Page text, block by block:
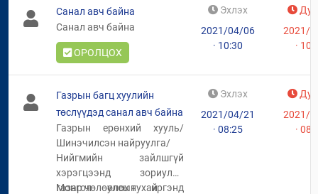
Санал авч байна
Санал авч байна
ОРОЛЦОХ
Эхлэх
2021/04/06
· 10:30
2021/
·
Газрын багц хуулийн
төслүүдэд санал авч байна
Газрын ерөнхий хууль/
Шинэчилсэн найруулга/
Нийгмийн зайлшгүй
хэрэгцээнд зориулан
газар чөлөөлөх тухай
Монгол улсын иргэнд
Эхлэх
2021/04/21
· 08:25
2021/
·